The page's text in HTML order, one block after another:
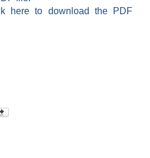
here to download the PDF